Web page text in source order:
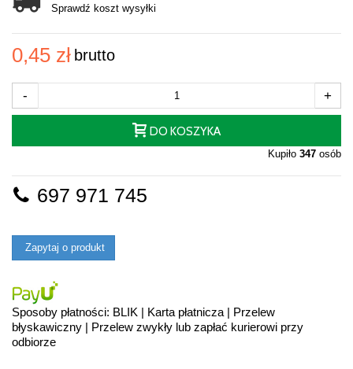
Sprawdź koszt wysyłki
0,45 zł brutto
- +
DO KOSZYKA
Kupiło 347 osób
697 971 745
Zapytaj o produkt
Sposoby płatności: BLIK | Karta płatnicza | Przelew
błyskawiczny | Przelew zwykły lub zapłać kurierowi przy
odbiorze